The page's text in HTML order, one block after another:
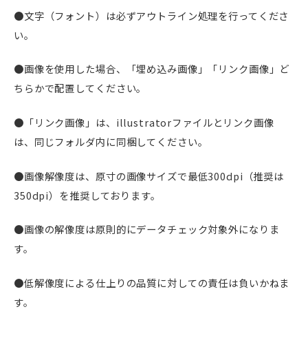
●文字（フォント）は必ずアウトライン処理を行ってくださ
い。
●画像を使用した場合、「埋め込み画像」「リンク画像」ど
ちらかで配置してください。
●「リンク画像」は、illustratorファイルとリンク画像
は、同じフォルダ内に同梱してください。
●画像解像度は、原寸の画像サイズで最低300dpi（推奨は
350dpi）を推奨しております。
●画像の解像度は原則的にデータチェック対象外になりま
す。
●低解像度による仕上りの品質に対しての責任は負いかねま
す。